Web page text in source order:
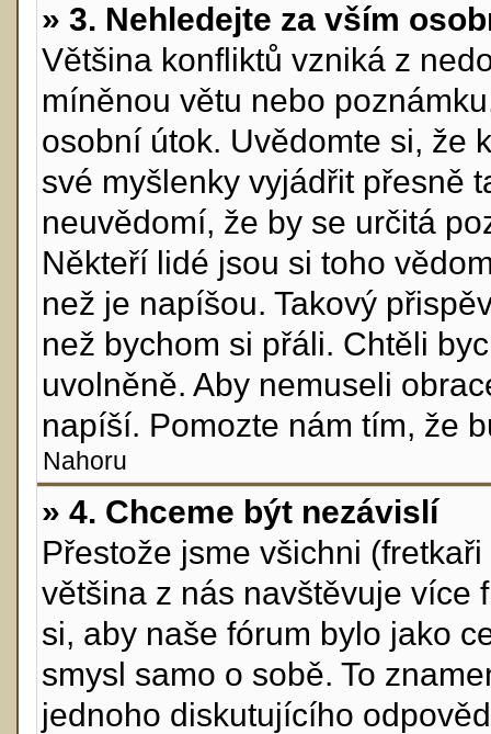
» 3. Nehledejte za vším
Většina konfliktů vzniká z
míněnou větu nebo
osobní útok. Uvědomte si, že
své myšlenky vyjádřit přesně
neuvědomí, že by se určitá
Někteří lidé jsou si toho
než je napíšou. Takový
než bychom si přáli. Chtěli
uvolněně. Aby nemuseli
napíší. Pomozte nám tím, že
Nahoru
» 4. Chceme být nezávislí
Přestože jsme všichni
většina z nás navštěvuje více
si, aby naše fórum bylo jako
smysl samo o sobě. To
jednoho diskutujícího